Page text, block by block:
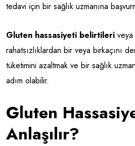
tedavi için bir sağlık uzmanına
Gluten hassasiyeti belirtileri veya
rahatsızlıklardan bir veya birkaçını
tüketimini azaltmak ve bir sağlık
adım olabilir.
Gluten
Anlaşılır?